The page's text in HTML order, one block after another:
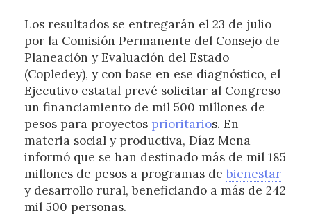
Los resultados se entregarán el 23 de julio
por la Comisión Permanente del Consejo de
Planeación y Evaluación del Estado
(Copledey), y con base en ese diagnóstico, el
Ejecutivo estatal prevé solicitar al Congreso
un financiamiento de mil 500 millones de
pesos para proyectos prioritarios. En
materia social y productiva, Díaz Mena
informó que se han destinado más de mil 185
millones de pesos a programas de bienestar
y desarrollo rural, beneficiando a más de 242
mil 500 personas.